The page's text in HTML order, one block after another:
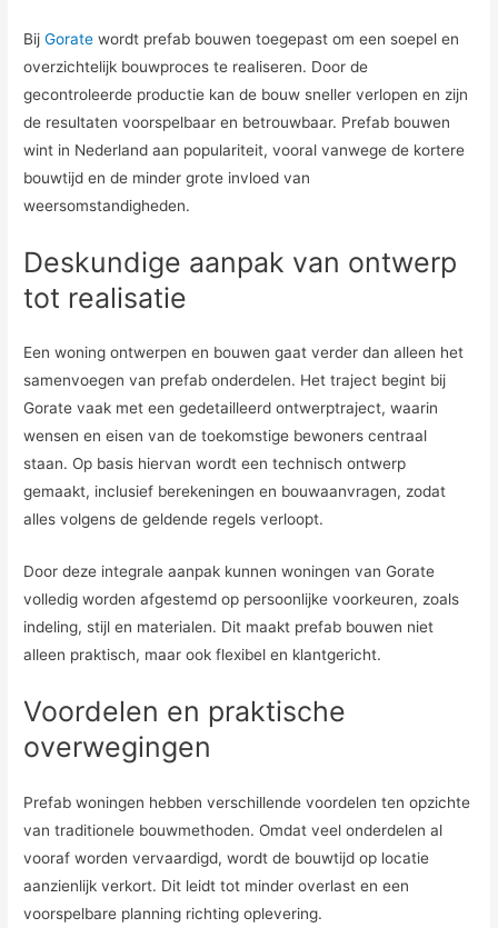
BijGorate wordt prefab bouwen toegepast om een soepel en
overzichtelijk bouwproces te realiseren. Door de
gecontroleerde productie kan de bouw sneller verlopen en zijn
de resultaten voorspelbaar en betrouwbaar. Prefab bouwen
wint in Nederland aan populariteit, vooral vanwege de kortere
bouwtijd en de minder grote invloed van
weersomstandigheden.
Deskundige aanpak van ontwerp
tot realisatie
Een woning ontwerpen en bouwen gaat verder dan alleen het
samenvoegen van prefab onderdelen. Het traject begint bij
Gorate vaak met een gedetailleerd ontwerptraject, waarin
wensen en eisen van de toekomstige bewoners centraal
staan. Op basis hiervan wordt een technisch ontwerp
gemaakt, inclusief berekeningen en bouwaanvragen, zodat
alles volgens de geldende regels verloopt.
Door deze integrale aanpak kunnen woningen van Gorate
volledig worden afgestemd op persoonlijke voorkeuren, zoals
indeling, stijl en materialen. Dit maakt prefab bouwen niet
alleen praktisch, maar ook flexibel en klantgericht.
Voordelen en praktische
overwegingen
Prefab woningen hebben verschillende voordelen ten opzichte
van traditionele bouwmethoden. Omdat veel onderdelen al
vooraf worden vervaardigd, wordt de bouwtijd op locatie
aanzienlijk verkort. Dit leidt tot minder overlast en een
voorspelbare planning richting oplevering.